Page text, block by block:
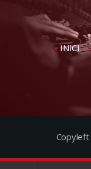
INICI
Copyleft